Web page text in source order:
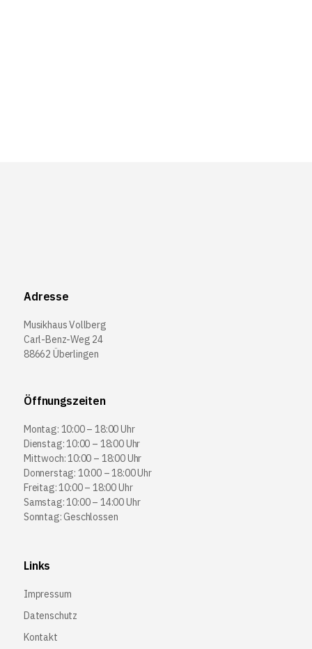
Adresse
Musikhaus Vollberg
Carl-Benz-Weg 24
88662 Überlingen
Öffnungszeiten
Montag: 10:00 – 18:00 Uhr
Dienstag: 10:00 – 18:00 Uhr
Mittwoch: 10:00 – 18:00 Uhr
Donnerstag: 10:00 – 18:00 Uhr
Freitag: 10:00 – 18:00 Uhr
Samstag: 10:00 – 14:00 Uhr
Sonntag: Geschlossen
Links
Impressum
Datenschutz
Kontakt